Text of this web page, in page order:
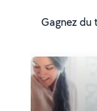
Gagnez